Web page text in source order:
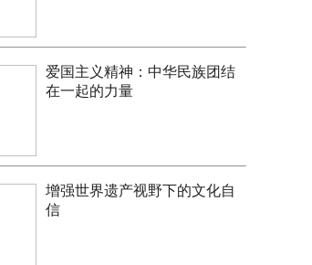
爱国主义精神：中华民族团结
在一起的力量
增强世界遗产视野下的文化自
信